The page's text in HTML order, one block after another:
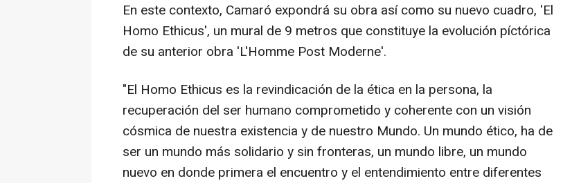
En este contexto, Camaró expondrá su obra así como su nuevo cuadro, 'El
Homo Ethicus', un mural de 9 metros que constituye la evolución píctórica
de su anterior obra 'L'Homme Post Moderne'.
"El Homo Ethicus es la revindicación de la ética en la persona, la
recuperación del ser humano comprometido y coherente con un visión
cósmica de nuestra existencia y de nuestro Mundo. Un mundo ético, ha de
ser un mundo más solidario y sin fronteras, un mundo libre, un mundo
nuevo en donde primera el encuentro y el entendimiento entre diferentes